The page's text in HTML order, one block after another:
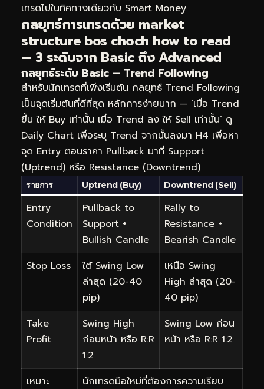
เทรดไปในทิศทางเดียวกับ Smart Money
กลยุทธ์การเทรดด้วย market
structure bos choch how to read
— 3 ระดับจาก Basic ถึง Advanced
กลยุทธ์ระดับ Basic — Trend Following
สำหรับนักเทรดที่เพิ่งเริ่มต้น กลยุทธ์ Trend Following
เป็นจุดเริ่มต้นที่ดีที่สุด หลักการง่ายมาก — ‘เมื่อ Trend
ขึ้น ให้ Buy เท่านั้น เมื่อ Trend ลง ให้ Sell เท่านั้น’ ดู
Daily Chart เพื่อระบุ Trend จากนั้นลงมา H4 เพื่อหา
จุด Entry ตอนราคา Pullback มาที่ Support
(Uptrend) หรือ Resistance (Downtrend)
รายการ Uptrend (Buy) Downtrend (Sell)
Entry
Condition
Pullback to
Support +
Bullish Candle
Rally to
Resistance +
Bearish Candle
Stop Loss
ใต้ Swing Low
ล่าสุด (20-40
pip)
เหนือ Swing
High ล่าสุด (20-
40 pip)
Take
Profit
Swing High
ก่อนหน้า หรือ R:R
1:2
Swing Low ก่อน
หน้า หรือ R:R 1:2
เหมาะ
นักเทรดมือใหม่ที่ต้องการความเรียบ